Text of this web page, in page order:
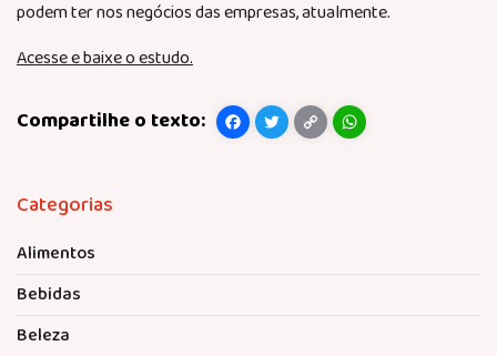
podem ter nos negócios das empresas, atualmente.
Acesse e baixe o estudo.
Facebook
TwitterCopyWhatsApp
Categorias
Alimentos
Bebidas
Beleza